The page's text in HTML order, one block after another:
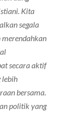
Kita
segala
secara aktif
lebih
bersama.
politik yang